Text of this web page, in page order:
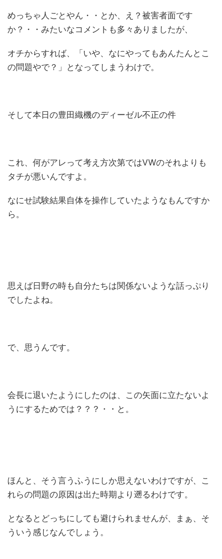
めっちゃ人ごとやん・・とか、え？被害者面です
か？・・みたいなコメントも多々ありましたが、
オチからすれば、「いや、なにやってもあんたんとこ
の問題やで？」となってしまうわけで。
そして本日の豊田織機のディーゼル不正の件
これ、何がアレって考え方次第ではVWのそれよりも
タチが悪いんですよ。
なにせ試験結果自体を操作していたようなもんですか
ら。
思えば日野の時も自分たちは関係ないような話っぷり
でしたよね。
で、思うんです。
会長に退いたようにしたのは、この矢面に立たないよ
うにするためでは？？？・・と。
ほんと、そう言うふうにしか思えないわけですが、こ
れらの問題の原因は出た時期より遡るわけです。
となるとどっちにしても避けられませんが、まぁ、そ
ういう感じなんでしょう。